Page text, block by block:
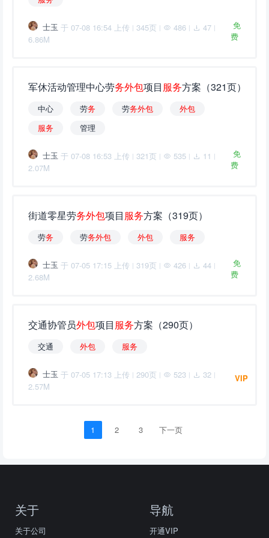
士玉 于 07-08 16:54 上传 | 345页 | 486 | 47 |
6.86M
免
费
军休活动管理中心劳务外包项目服务方案（321页）
中心 劳务 劳务外包 外包
服务 管理
士玉 于 07-08 16:53 上传 | 321页 | 535 | 11 |
2.07M
免
费
街道零星劳务外包项目服务方案（319页）
劳务 劳务外包 外包 服务
士玉 于 07-05 17:15 上传 | 319页 | 426 | 44 |
2.68M
免
费
交通协管员外包项目服务方案（290页）
交通 外包 服务
士玉 于 07-05 17:13 上传 | 290页 | 523 | 32 |
2.57M
VIP
1 2 3 下一页
关于
关于公司
导航
开通VIP